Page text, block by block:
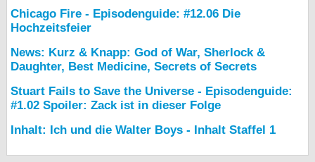
Chicago Fire - Episodenguide: #12.06 Die
Hochzeitsfeier
News: Kurz & Knapp: God of War, Sherlock &
Daughter, Best Medicine, Secrets of Secrets
Stuart Fails to Save the Universe - Episodenguide:
#1.02 Spoiler: Zack ist in dieser Folge
Inhalt: Ich und die Walter Boys - Inhalt Staffel 1